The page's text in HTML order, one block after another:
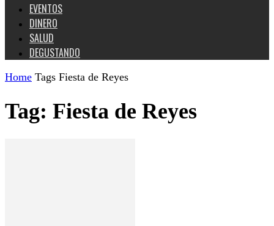
EVENTOS
DINERO
SALUD
DEGUSTANDO
Home Tags Fiesta de Reyes
Tag: Fiesta de Reyes